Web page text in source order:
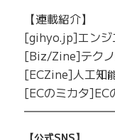
【連載紹介】
[gihyo.jp]エンジ
[Biz/Zine]テクノ
[ECZine]人工知
[ECのミカタ]EC